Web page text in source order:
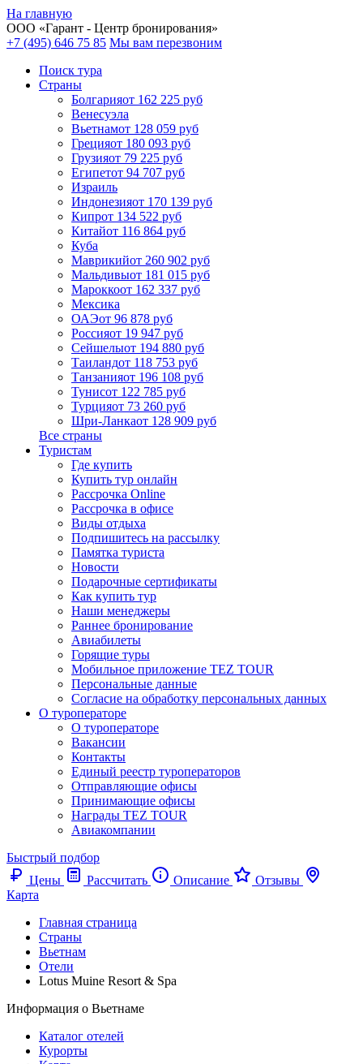
На главную
ООО «Гарант - Центр бронирования»
+7 (495) 646 75 85 Мы вам перезвоним
Поиск тура
Cтраны
Болгарияот 162 225 руб
Венесуэла
Вьетнамот 128 059 руб
Грецияот 180 093 руб
Грузияот 79 225 руб
Египетот 94 707 руб
Израиль
Индонезияот 170 139 руб
Кипрот 134 522 руб
Китайот 116 864 руб
Куба
Маврикийот 260 902 руб
Мальдивыот 181 015 руб
Мароккоот 162 337 руб
Мексика
ОАЭот 96 878 руб
Россияот 19 947 руб
Сейшелыот 194 880 руб
Таиландот 118 753 руб
Танзанияот 196 108 руб
Тунисот 122 785 руб
Турцияот 73 260 руб
Шри-Ланкаот 128 909 руб
Все страны
Туристам
Где купить
Купить тур онлайн
Рассрочка Online
Рассрочка в офисе
Виды отдыха
Подпишитесь на рассылку
Памятка туриста
Новости
Подарочные сертификаты
Как купить тур
Наши менеджеры
Раннее бронирование
Авиабилеты
Горящие туры
Мобильное приложение TEZ TOUR
Персональные данные
Согласие на обработку персональных данных
О туроператоре
О туроператоре
Вакансии
Контакты
Единый реестр туроператоров
Отправляющие офисы
Принимающие офисы
Награды TEZ TOUR
Авиакомпании
Быстрый подбор
Цены
Рассчитать Описание
Отзывы
Карта
Главная страница
Cтраны
Вьетнам
Отели
Lotus Muine Resort & Spa
Информация о Вьетнаме
Каталог отелей
Курорты